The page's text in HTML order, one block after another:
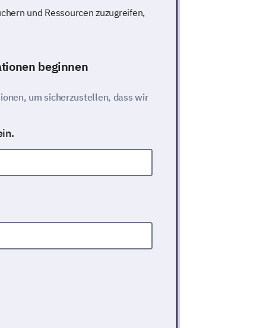
und Ressourcen zuzugreifen,
beginnen
um sicherzustellen, dass wir